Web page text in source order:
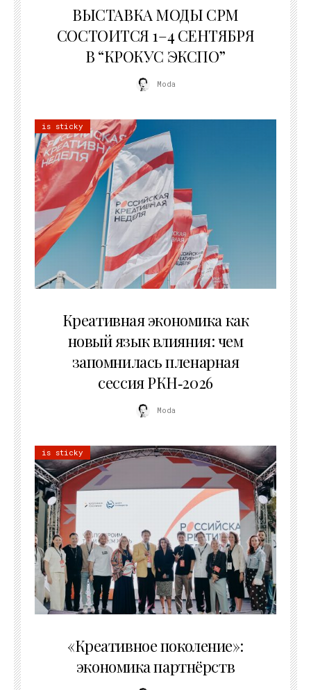
ВЫСТАВКА МОДЫ CPM
СОСТОИТСЯ 1–4 СЕНТЯБРЯ
В “КРОКУС ЭКСПО”
Moda
is sticky
Креативная экономика как
новый язык влияния: чем
запомнилась пленарная
сессия РКН‑2026
Moda
is sticky
«Креативное поколение»:
экономика партнёрств